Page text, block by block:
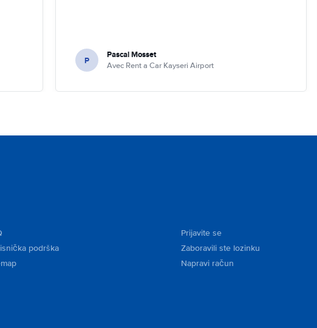
P Pascal Mosset
Avec Rent a Car Kayseri Airport
podrška
Prijavite se
Zaboravili ste lozinku
Napravi račun